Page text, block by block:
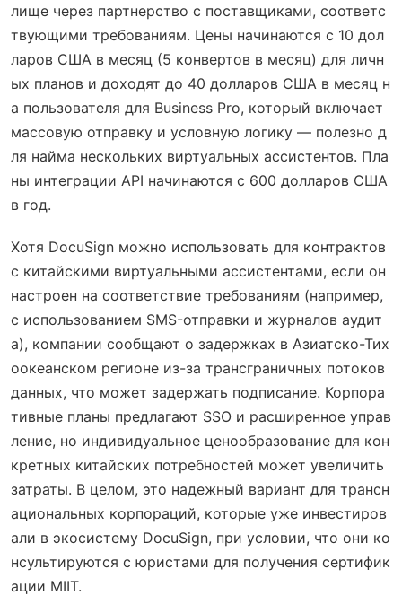
лище через партнерство с поставщиками, соответс
твующими требованиям. Цены начинаются с 10 дол
ларов США в месяц (5 конвертов в месяц) для личн
ых планов и доходят до 40 долларов США в месяц н
а пользователя для Business Pro, который включает
массовую отправку и условную логику — полезно д
ля найма нескольких виртуальных ассистентов. Пла
ны интеграции API начинаются с 600 долларов США
в год.
Хотя DocuSign можно использовать для контрактов
с китайскими виртуальными ассистентами, если он
настроен на соответствие требованиям (например,
с использованием SMS-отправки и журналов аудит
а), компании сообщают о задержках в Азиатско-Тих
оокеанском регионе из-за трансграничных потоков
данных, что может задержать подписание. Корпора
тивные планы предлагают SSO и расширенное управ
ление, но индивидуальное ценообразование для кон
кретных китайских потребностей может увеличить
затраты. В целом, это надежный вариант для трансн
ациональных корпораций, которые уже инвестиров
али в экосистему DocuSign, при условии, что они ко
нсультируются с юристами для получения сертифик
ации MIIT.